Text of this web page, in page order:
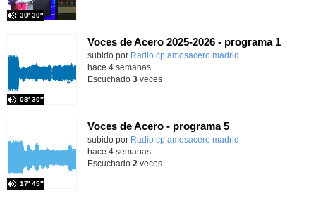
30′ 30″
Voces de Acero 2025-2026 - programa 1
Contenido educativo.
subido por Radio cp amosacero madrid
08′ 30″
hace 4 semanas
Escuchado 3veces
Voces de Acero - programa 5
Contenido educativo.
subido por Radio cp amosacero madrid
17′ 45″
hace 4 semanas
Escuchado 2 veces